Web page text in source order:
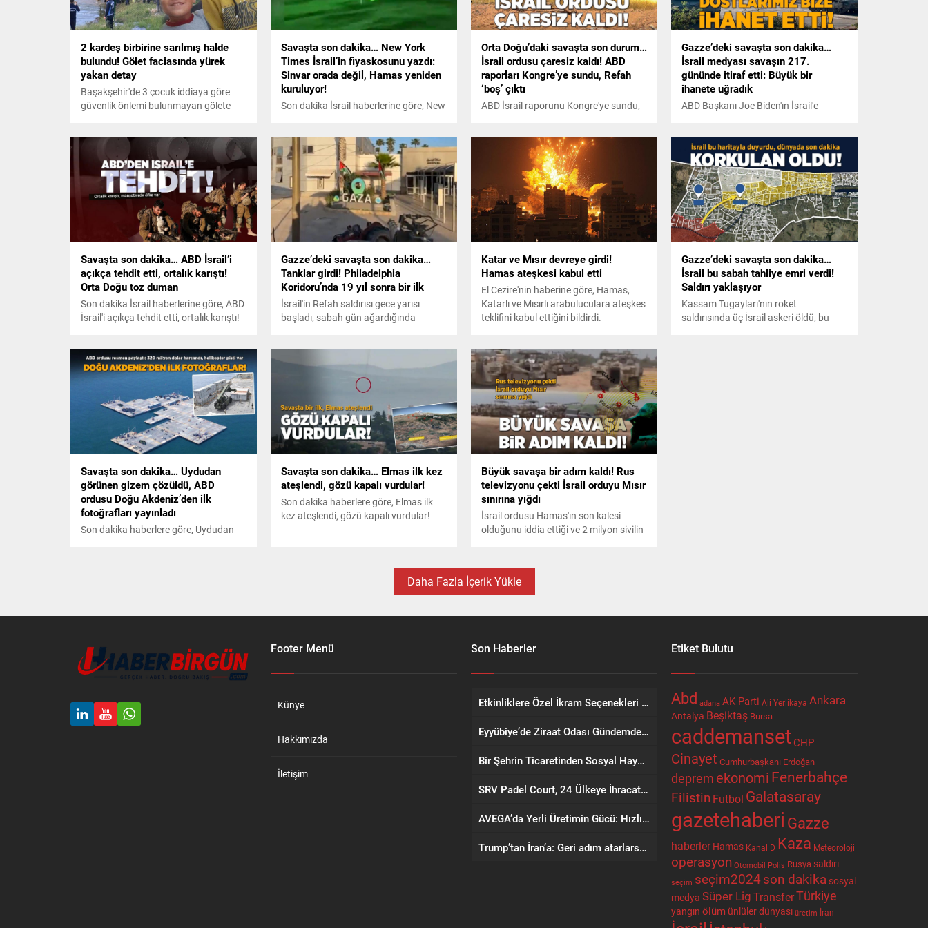
2 kardeş birbirine sarılmış halde
bulundu! Gölet faciasında yürek
yakan detay
Başakşehir'de 3 çocuk iddiaya göre
güvenlik önlemi bulunmayan gölete
boğuldu. İhbar üzerine olay yerine
gelen itfaiye ekipleri 2 çocuğun cansız
bedenine ulaştı. Boğulan iki kardeşin
acı hikayesi ise herkesi ağlattı.
Savaşta son dakika… New York
Times İsrail’in fiyaskosunu yazdı:
Sinvar orada değil, Hamas yeniden
kuruluyor!
Son dakika İsrail haberlerine göre, New
kuruluyor!
Orta Doğu’daki savaşta son durum…
İsrail ordusu çaresiz kaldı! ABD
raporları Kongre’ye sundu, Refah
‘boş’ çıktı
ABD İsrail raporunu Kongre'ye sundu,
Gazze'nin güneyinde neden çaresiz
kaldığını açıkladı.
Gazze’deki savaşta son dakika…
İsrail medyası savaşın 217.
gününde itiraf etti: Büyük bir
ihanete uğradık
ABD Başkanı Joe Biden'ın İsrail'e
açtı. Jerusalem Post gazetesi bu kararı
'ihanet' olarak yorumlarken, ABD
medyası İsrail'in bölgede yalnız
bırakılmasının 'etik' olmadığını öne
sürdü.
Savaşta son dakika… ABD İsrail’i
açıkça tehdit etti, ortalık karıştı!
Orta Doğu toz duman
Son dakika İsrail haberlerine göre, ABD
İsrail'i açıkça tehdit etti, ortalık karıştı!
Gazze’deki savaşta son dakika…
Tanklar girdi! Philadelphia
Koridoru’nda 19 yıl sonra bir ilk
İsrail'in Refah saldırısı gece yarısı
başladı, sabah gün ağardığında
bu Mısır'la 1979 anlaşmasının ihlal
edilmesi anlamına geliyor.
Katar ve Mısır devreye girdi!
Hamas ateşkesi kabul etti
El Cezire'nin haberine göre, Hamas,
Katarlı ve Mısırlı arabuluculara ateşkes
teklifini kabul ettiğini bildirdi.
Gazze’deki savaşta son dakika…
İsrail bu sabah tahliye emri verdi!
Saldırı yaklaşıyor
Kassam Tugayları'nın roket
saldırısında üç İsrail askeri öldü, bu
Savaşta son dakika… Uydudan
görünen gizem çözüldü, ABD
ordusu Doğu Akdeniz’den ilk
fotoğrafları yayınladı
Son dakika haberlere göre, Uydudan
Savaşta son dakika… Elmas ilk kez
ateşlendi, gözü kapalı vurdular!
Son dakika haberlere göre, Elmas ilk
kez ateşlendi, gözü kapalı vurdular!
Büyük savaşa bir adım kaldı! Rus
televizyonu çekti İsrail orduyu Mısır
sınırına yığdı
İsrail ordusu Hamas'ın son kalesi
olduğunu iddia ettiği ve 2 milyon sivilin
medyasının çektiği görüntülerde ise Tel
Aviv'in adeta bütün orduyu Mısır
sınırına yığdığı kayıtlara geçti.
Daha Fazla İçerik Yükle
Footer Menü
Künye
Hakkımızda
İletişim
Son Haberler
Etkinliklere Özel İkram Seçenekleri Nostaljik Sokak Lezzetleri’nden
Eyyübiye’de Ziraat Odası Gündemde: Çiftçilerin Sorunları İçin Yeni Çağrı
Bir Şehrin Ticaretinden Sosyal Hayatına Uzanan Yol: Niyazi Cihan
SRV Padel Court, 24 Ülkeye İhracat Yapan Türkiye’nin Padel Kortu Üretim Gücü
AVEGA’da Yerli Üretimin Gücü: Hızlı Servis ve Kesintisiz Teknik Destek
Trump’tan İran’a: Geri adım atarlarsa ağır bedel öderler
Etiket Bulutu
Abd adana AK Parti Ali Yerlikaya Ankara
Antalya Beşiktaş Bursa
caddemanset CHP
Cinayet Cumhurbaşkanı Erdoğan
deprem ekonomiFenerbahçe
FilistinFutbol Galatasaray
gazetehaberi Gazze
haberler Hamas Kanal D Kaza Meteoroloji
operasyon Otomobil Polis Rusya saldırı
seçim seçim2024son dakika sosyal
medya Süper LigTransferTürkiye
yangın ölüm ünlüler dünyası üretim İran